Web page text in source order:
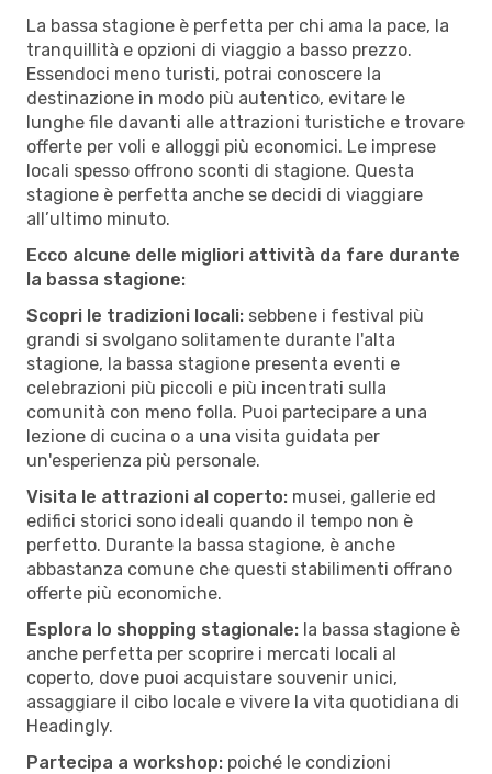
La bassa stagione è perfetta per chi ama la pace, la
tranquillità e opzioni di viaggio a basso prezzo.
Essendoci meno turisti, potrai conoscere la
destinazione in modo più autentico, evitare le
lunghe file davanti alle attrazioni turistiche e trovare
offerte per voli e alloggi più economici. Le imprese
locali spesso offrono sconti di stagione. Questa
stagione è perfetta anche se decidi di viaggiare
all’ultimo minuto.
Ecco alcune delle migliori attività da fare durante
la bassa stagione:
Scopri le tradizioni locali: sebbene i festival più
grandi si svolgano solitamente durante l'alta
stagione, la bassa stagione presenta eventi e
celebrazioni più piccoli e più incentrati sulla
comunità con meno folla. Puoi partecipare a una
lezione di cucina o a una visita guidata per
un'esperienza più personale.
Visita le attrazioni al coperto: musei, gallerie ed
edifici storici sono ideali quando il tempo non è
perfetto. Durante la bassa stagione, è anche
abbastanza comune che questi stabilimenti offrano
offerte più economiche.
Esplora lo shopping stagionale: la bassa stagione è
anche perfetta per scoprire i mercati locali al
coperto, dove puoi acquistare souvenir unici,
assaggiare il cibo locale e vivere la vita quotidiana di
Headingly.
Partecipa a workshop: poiché le condizioni